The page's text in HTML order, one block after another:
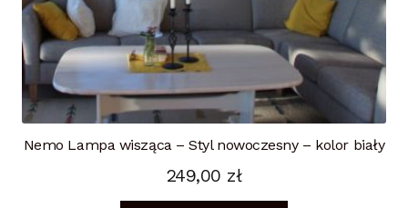
Nemo Lampa wisząca – Styl nowoczesny – kolor biały
249,00 zł